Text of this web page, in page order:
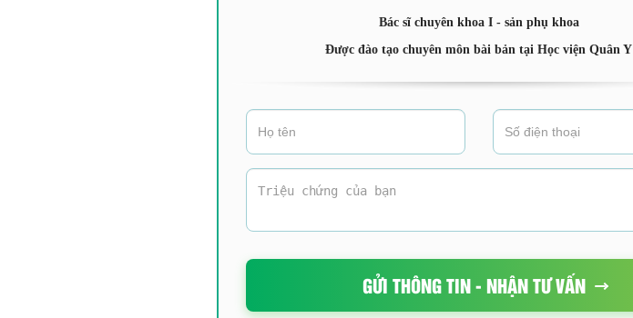
Bác sĩ chuyên khoa I - sản phụ khoa
Được đào tạo chuyên môn bài bản tại Học viện Quân Y
GỬI THÔNG TIN - NHẬN TƯ VẤN